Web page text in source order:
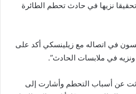
نزيها في حادث تحطم الطائرة
في اتصاله مع زيلينسكي أكد على
في ملابسات الحادث”.
عن أسباب التحطم وأشارت إلى